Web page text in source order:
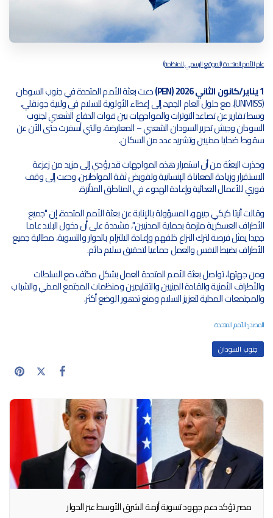
علم الأمم المتحدة (الموقع الرسمي للمنظمة)
1 يناير/كانون الثاني 2026 (PEN) دعت بعثة الأمم المتحدة في جنوب السودان
(UNMISS)، مع حلول العام الجديد، إلى إعطاء الأولوية للسلام في ولاية جونقلي،
وسط تقارير عن تصاعد التوترات والمواجهات بين قوات الدفاع الشعبي لجنوب
سقوط ضحايا مدنيين وتشريد عدد من السكان.
الاستقرار وزيادة المعاناة الإنسانية وتقويض ثقة المواطنين. ودعت إلى وقف
فوري للأعمال العدائية وإعادة الهدوء في المناطق المتأثرة.
جديدا يمثل فرصة لترك النزاع خلفهم وإعادة الالتزام بالحوار والتسوية، مطالبة جميع
الأطراف بضبط النفس والعمل جماعيا لتحقيق سلام دائم.
والأطراف الأمنية والقادة الدينيين والتقليديين ومنظمات المجتمع المدني والشباب
والمجتمعات المحلية لتعزيز السلام ومنع تدهور الوضع أكثر.
المصدر: الأمم المتحدة
جنوب السودان
مصر تؤكد دعم جهود تسوية أزمة الشرق الأوسط عبر الحوار